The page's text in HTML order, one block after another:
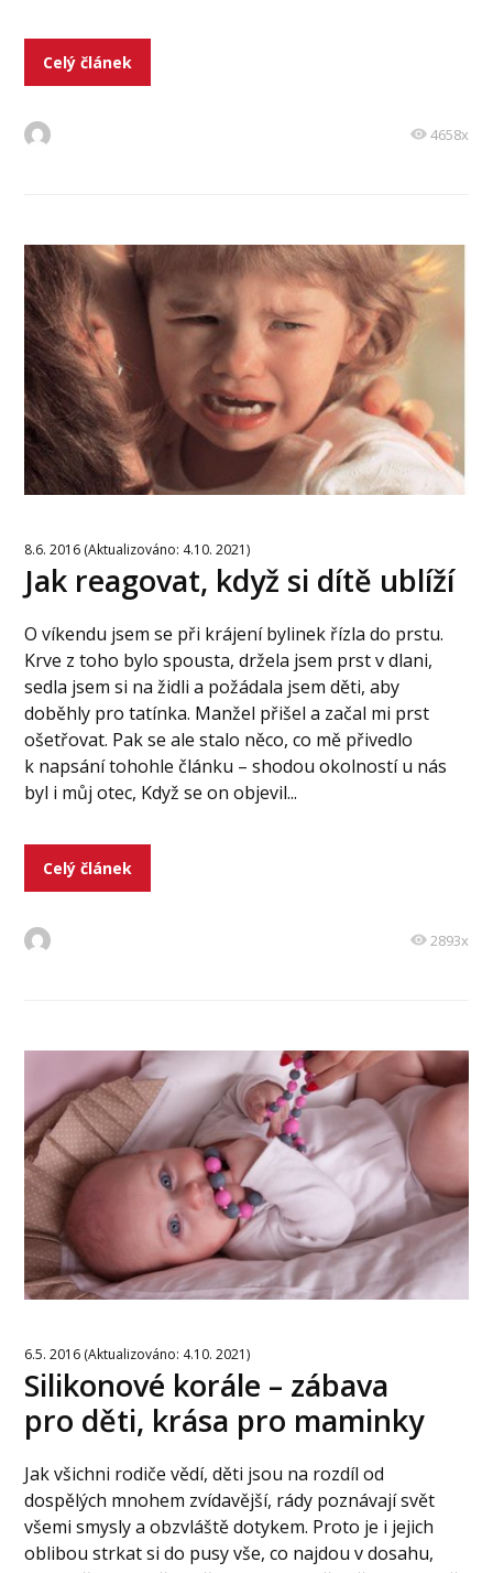
Celý článek
4658x
8.6. 2016 (Aktualizováno: 4.10. 2021)
Jak reagovat, když si dítě ublíží
O víkendu jsem se při krájení bylinek řízla do prstu.
Krve z toho bylo spousta, držela jsem prst v dlani,
sedla jsem si na židli a požádala jsem děti, aby
doběhly pro tatínka. Manžel přišel a začal mi prst
ošetřovat. Pak se ale stalo něco, co mě přivedlo
k napsání tohohle článku – shodou okolností u nás
byl i můj otec, Když se on objevil...
Celý článek
2893x
6.5. 2016 (Aktualizováno: 4.10. 2021)
Silikonové korále – zábava
pro děti, krása pro maminky
Jak všichni rodiče vědí, děti jsou na rozdíl od
dospělých mnohem zvídavější, rády poznávají svět
všemi smysly a obzvláště dotykem. Proto je i jejich
oblibou strkat si do pusy vše, co najdou v dosahu,